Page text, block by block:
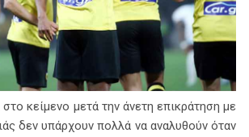
στο κείμενο μετά την άνετη επικράτηση με
δεν υπάρχουν πολλά να αναλυθούν όταν